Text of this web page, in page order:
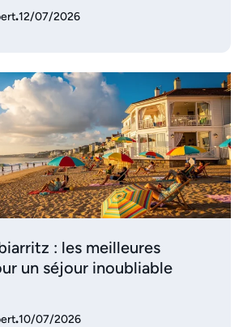
.12/07/2026
: les meilleures
un séjour inoubliable
.10/07/2026